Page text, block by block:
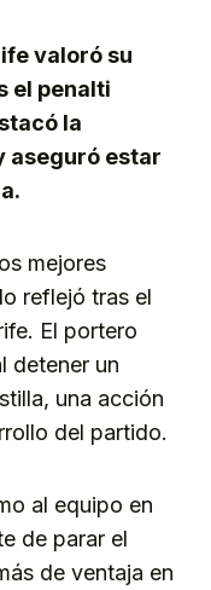
valoró su
el penalti
la
aseguró estar
mejores
reflejó tras el
El portero
detener un
una acción
del partido.
al equipo en
de parar el
de ventaja en